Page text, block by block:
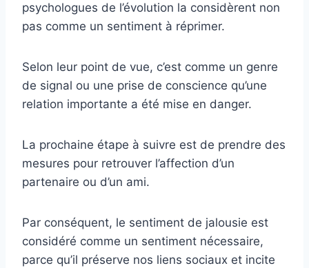
psychologues de l’évolution la considèrent non
pas comme un sentiment à réprimer.
Selon leur point de vue, c’est comme un genre
de signal ou une prise de conscience qu’une
relation importante a été mise en danger.
La prochaine étape à suivre est de prendre des
mesures pour retrouver l’affection d’un
partenaire ou d’un ami.
Par conséquent, le sentiment de jalousie est
considéré comme un sentiment nécessaire,
parce qu’il préserve nos liens sociaux et incite